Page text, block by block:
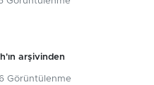
arşivinden
Görüntülenme